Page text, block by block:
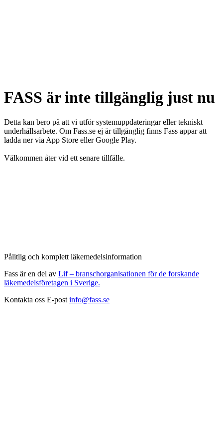
FASS är inte tillgänglig just nu
Detta kan bero på att vi utför systemuppdateringar eller tekniskt
underhållsarbete. Om Fass.se ej är tillgänglig finns Fass appar att
ladda ner via App Store eller Google Play.
Välkommen åter vid ett senare tillfälle.
Pålitlig och komplett läkemedelsinformation
Fass är en del av Lif – branschorganisationen för de forskande
läkemedelsföretagen i Sverige.
Kontakta oss E-post info@fass.se